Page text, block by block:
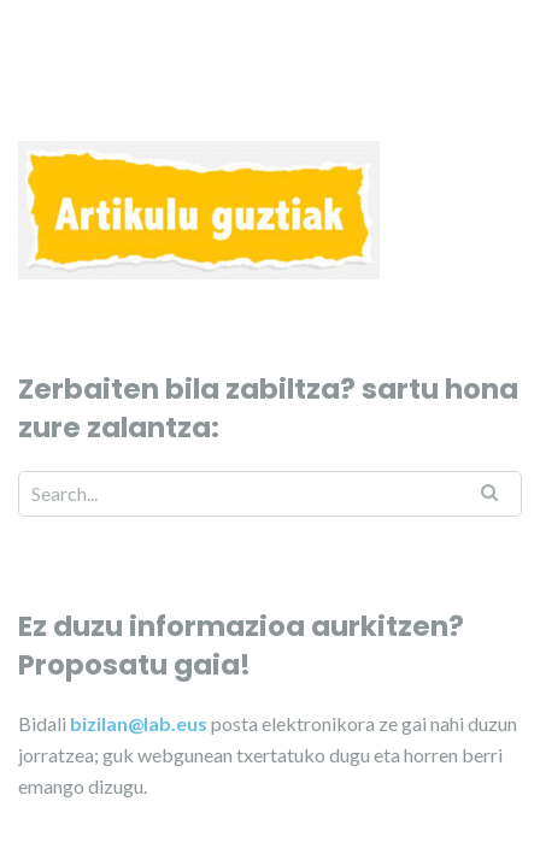
Zerbaiten bila zabiltza? sartu hona
zure zalantza:
Ez duzu informazioa aurkitzen?
Proposatu gaia!
Bidali bizilan@lab.eus posta elektronikora ze gai nahi duzun
jorratzea; guk webgunean txertatuko dugu eta horren berri
emango dizugu.